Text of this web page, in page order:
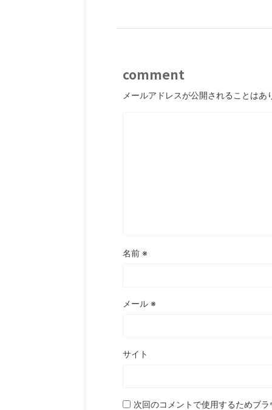
comment
メールアドレスが公開されることはあ
名前 ※
メール ※
サイト
次回のコメントで使用するためブ